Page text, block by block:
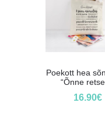
Poekott hea
“Õnne
16.90€